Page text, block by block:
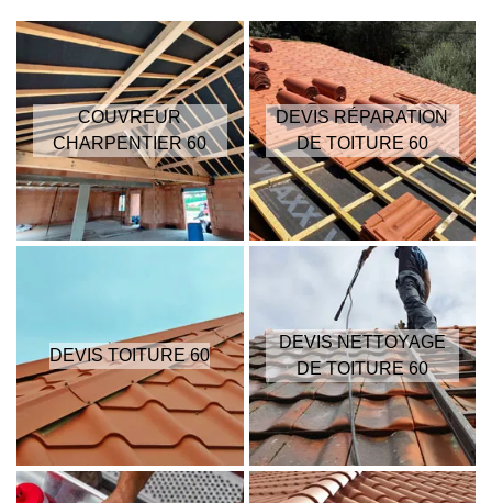
COUVREUR
CHARPENTIER 60
DEVIS RÉPARATION
DE TOITURE 60
DEVIS TOITURE 60
DEVIS NETTOYAGE
DE TOITURE 60